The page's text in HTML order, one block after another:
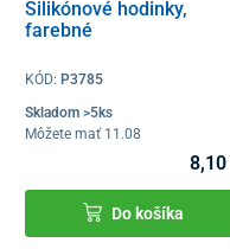
Silikónové hodinky,
farebné
KÓD: P3785
Skladom >5ks
Môžete mať 11.08
8,10
Do košíka